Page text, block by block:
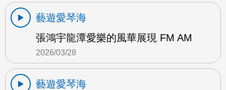
藝遊愛琴海
張鴻宇龍潭愛樂的風華展現 FM AM
2026/03/28
藝遊愛琴海